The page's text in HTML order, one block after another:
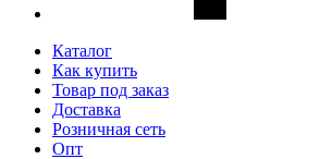
Каталог
Как купить
Товар под заказ
Доставка
Розничная сеть
Опт